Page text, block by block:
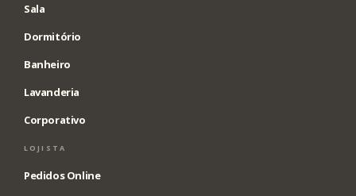
Sala
Dormitório
Banheiro
Lavanderia
Corporativo
LOJISTA
Pedidos Online